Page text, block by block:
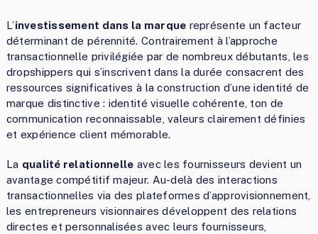
L’investissement dans la marque représente un facteur
déterminant de pérennité. Contrairement à l’approche
transactionnelle privilégiée par de nombreux débutants, les
dropshippers qui s’inscrivent dans la durée consacrent des
ressources significatives à la construction d’une identité de
marque distinctive : identité visuelle cohérente, ton de
communication reconnaissable, valeurs clairement définies
et expérience client mémorable.
La qualité relationnelle avec les fournisseurs devient un
avantage compétitif majeur. Au-delà des interactions
transactionnelles via des plateformes d’approvisionnement,
les entrepreneurs visionnaires développent des relations
directes et personnalisées avec leurs fournisseurs,